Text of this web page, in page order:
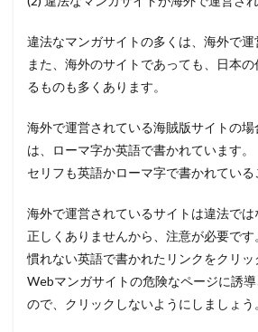
違法なマンガサイトの多くは、海外で運
また、海外のサイトであっても、日本
るものも多くあります。
海外で運営されている海賊版サイトの
は、ローマ字か英語で書かれています。
セリフも英語かローマ字で書かれている
海外で運営されているサイトは違法で
正しくありませんから、注意が必要です
慣れない英語で書かれたリンクをクリ
Webマンガサイトの危険なページに誘
ので、クリックしないようにしましょう